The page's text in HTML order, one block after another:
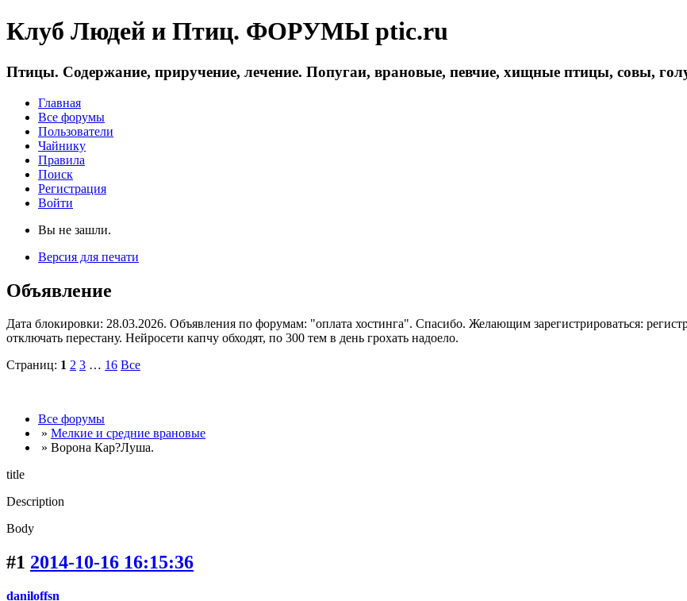
Клуб Людей и Птиц. ФОРУМЫ ptic.ru
Птицы. Содержание, приручение, лечение. Попугаи, врановые, певчие, хищные птицы, совы,
Главная
Все форумы
Пользователи
Чайнику
Правила
Поиск
Регистрация
Войти
Вы не зашли.
Версия для печати
Объявление
Дата блокировки: 28.03.2026. Объявления по форумам: "оплата хостинга". Спасибо. Желающим зарегистрироваться:
отключать перестану. Нейросети капчу обходят, по 300 тем в день грохать надоело.
Страниц: 1 2 3 … 16 Все
Все форумы
» Мелкие и средние врановые
» Ворона Кар?Луша.
title
Description
Body
#1 2014-10-16 16:15:36
daniloffsn